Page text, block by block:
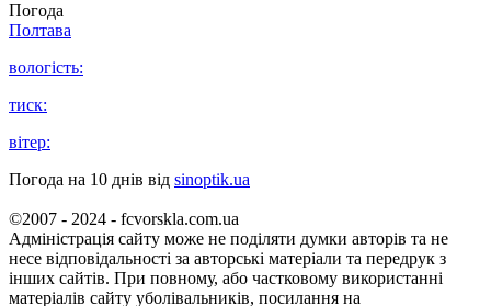
Погода
Полтава
вологість:
тиск:
вітер:
Погода на 10 днів від sinoptik.ua
©2007 - 2024 - fcvorskla.com.ua
Адміністрація сайту може не поділяти думки авторів та не
несе відповідальності за авторські матеріали та передрук з
інших сайтів. При повному, або частковому використанні
матеріалів сайту уболівальників, посилання на